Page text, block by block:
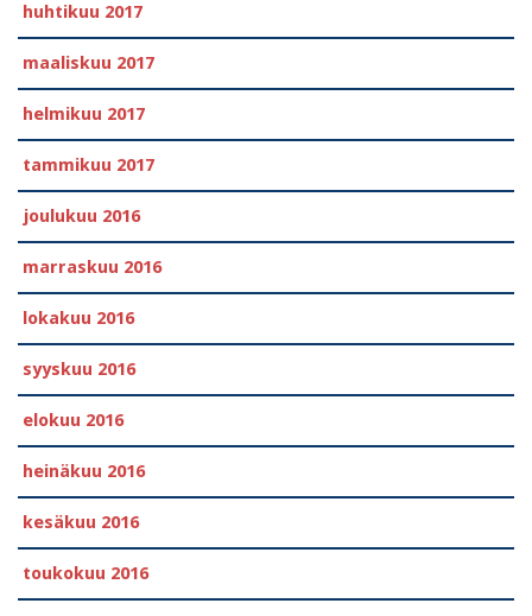
huhtikuu 2017
maaliskuu 2017
helmikuu 2017
tammikuu 2017
joulukuu 2016
marraskuu 2016
lokakuu 2016
syyskuu 2016
elokuu 2016
heinäkuu 2016
kesäkuu 2016
toukokuu 2016